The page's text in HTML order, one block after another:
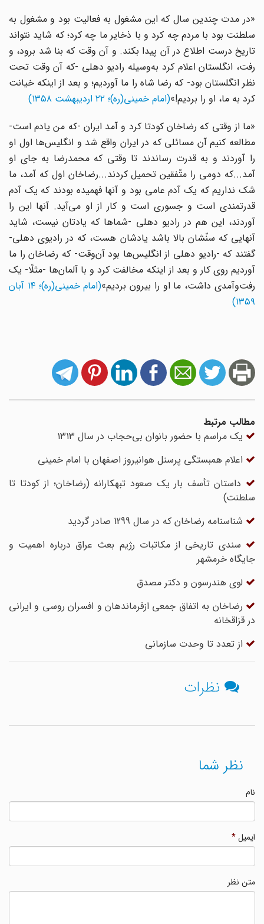
«در مدت چندین سال که این مشغول به فعالیت بود و مشغول به
سلطنت بود با مردم چه کرد و با ذخایر ما چه کرد؛ که شاید نتواند
تاریخ درست اطلاع در آن پیدا بکند. و آن وقت که بنا شد برود، و
رفت، انگلستان اعلام کرد به‌وسیله رادیو دهلی -که آن وقت تحت
نظر انگلستان بود- که رضا شاه را ما آوردیم؛ و بعد از اینکه خیانت
کرد به ما، او را بردیم!»(امام خمینی(ره)؛ ۲۲ اردیبهشت ۱۳۵۸)
«ما از وقتی که رضاخان کودتا کرد و آمد ایران -که من یادم است-
مطالعه کنیم آن مسائلی که در ایران واقع شد و انگلیس‌ها اول او
را آوردند و به قدرت رساندند تا وقتی که محمدرضا به جای او
آمد...که دومی را متّفقین تحمیل کردند...رضاخان اول که آمد، ما
شک نداریم که یک آدم عامی بود و آنها فهمیده بودند که یک آدم
قدرتمندی است و جسوری است و کار از او می‌آید. آنها این را
آوردند، این هم در رادیو دهلی -شماها که یادتان نیست، شاید
آنهایی که سنّشان بالا باشد یادشان هست، که در رادیوی دهلی-
گفتند که -رادیو دهلی از انگلیس‌ها بود آن‌وقت- که رضاخان را ما
آوردیم روی کار و بعد از اینکه مخالفت کرد و با آلمان‌ها -مثلًا- یک
رفت‌وآمدی داشت، ما او را بیرون بردیم»
(امام خمینی(ره)؛ ۱۴ آبان
۱۳۵۹)
مطالب مرتبط
یک مراسم با حضور بانوان بی‌‌حجاب در سال ۱۳۱۳
اعلام همبستگی پرسنل هوانیروز اصفهان با امام خمینی
داستان تأسف بار یک صعود تبهکارانه (رضاخان؛ از کودتا تا
سلطنت)
شناسنامه رضاخان که در سال 1299 صادر گردید
سندی تاریخی از مکاتبات رژیم بعث عراق درباره اهمیت و
جایگاه خرمشهر
لوی هندرسون و دکتر مصدق
رضاخان به اتفاق جمعی ازفرماندهان و افسران روسی و ایرانی
در قزاقخانه
از تعدد تا وحدت سازمانی
نظرات
نظر شما
ایمیل*
متن نظر